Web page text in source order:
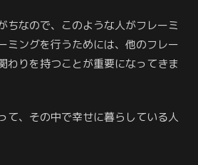
ちなので、このような人がフレーミ
ミングを行うためには、他のフレー
わりを持つことが重要になってきま
て、その中で幸せに暮らしている人